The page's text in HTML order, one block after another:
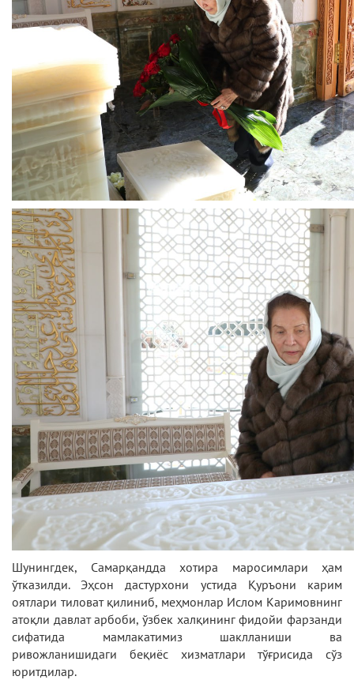
Шунингдек, Самарқандда хотира маросимлари ҳам
ўтказилди. Эҳсон дастурхони устида Қуръони карим
оятлари тиловат қилиниб, меҳмонлар Ислом Каримовнинг
атоқли давлат арбоби, ўзбек халқининг фидойи фарзанди
сифатида мамлакатимиз шаклланиши ва
ривожланишидаги беқиёс хизматлари тўғрисида сўз
юритдилар.